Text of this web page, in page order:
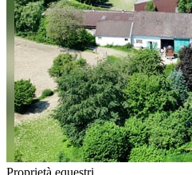
Proprietà equestri